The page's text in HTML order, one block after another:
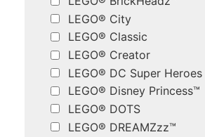
LEGO® City
LEGO® Classic
LEGO® Creator
LEGO® DC Super Heroes
LEGO® Disney Princess™
LEGO® DOTS
LEGO® DREAMZzz™